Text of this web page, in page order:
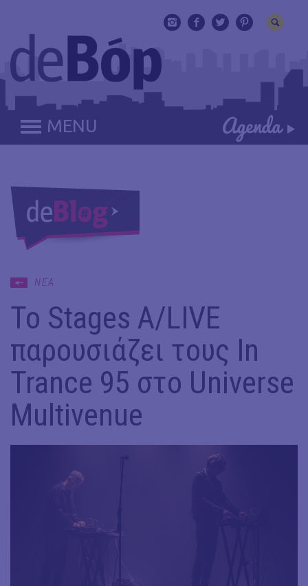
MENU
ΝΕΑ
Το Stages A/LIVE
παρουσιάζει τους In
Trance 95 στο Universe
Multivenue